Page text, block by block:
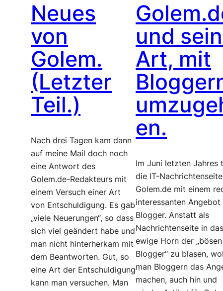
Neues
von
Golem.
(Letzter
Teil.)
Nach drei Tagen kam dann
auf meine Mail doch noch
eine Antwort des
Golem.de-Redakteurs mit
einem Versuch einer Art
von Entschuldigung. Es gab
„viele Neuerungen“, so dass
sich viel geändert habe und
man nicht hinterherkam mit
dem Beantworten. Gut, so
eine Art der Entschuldigung
kann man versuchen. Man
und
Art, mit
en.
Im Juni letzten Jahres
die IT-Nachrichtenseite
Golem.de mit einem
interessanten Angebot
Blogger. Anstatt als
Nachrichtenseite in das
ewige Horn der „bösen
Blogger“ zu blasen,
man Bloggern das
machen, auch hin und